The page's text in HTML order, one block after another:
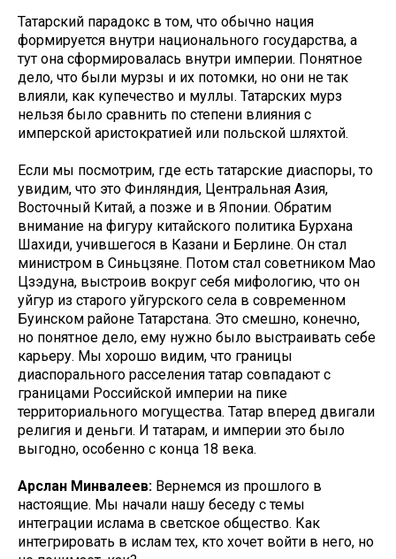
Татарский парадокс в том, что обычно нация
формируется внутри национального государства, а
тут она сформировалась внутри империи. Понятное
дело, что были мурзы и их потомки, но они не так
влияли, как купечество и муллы. Татарских мурз
нельзя было сравнить по степени влияния с
имперской аристократией или польской шляхтой.
Если мы посмотрим, где есть татарские диаспоры, то
увидим, что это Финляндия, Центральная Азия,
Восточный Китай, а позже и в Японии. Обратим
внимание на фигуру китайского политика Бурхана
Шахиди, учившегося в Казани и Берлине. Он стал
министром в Синьцзяне. Потом стал советником Мао
Цзэдуна, выстроив вокруг себя мифологию, что он
уйгур из старого уйгурского села в современном
Буинском районе Татарстана. Это смешно, конечно,
но понятное дело, ему нужно было выстраивать себе
карьеру. Мы хорошо видим, что границы
диаспорального расселения татар совпадают с
границами Российской империи на пике
территориального могущества. Татар вперед двигали
религия и деньги. И татарам, и империи это было
выгодно, особенно с конца 18 века.
Арслан Минвалеев: Вернемся из прошлого в
настоящие. Мы начали нашу беседу с темы
интеграции ислама в светское общество. Как
интегрировать в ислам тех, кто хочет войти в него, но